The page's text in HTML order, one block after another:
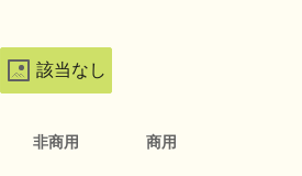
該当なし
非商用 商用